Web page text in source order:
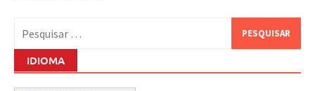
por:
IDIOMA